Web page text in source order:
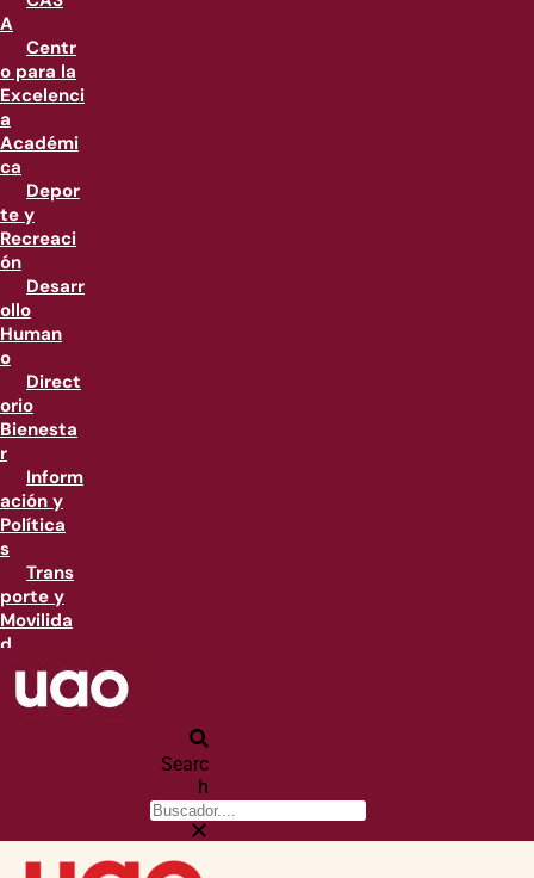
A
Centr
o para la
Excelenci
a
Académi
ca
Depor
te y
Recreaci
ón
Desarr
ollo
Human
o
Direct
orio
Bienesta
r
Inform
ación y
Política
s
Trans
porte y
Movilida
d
Searc
h